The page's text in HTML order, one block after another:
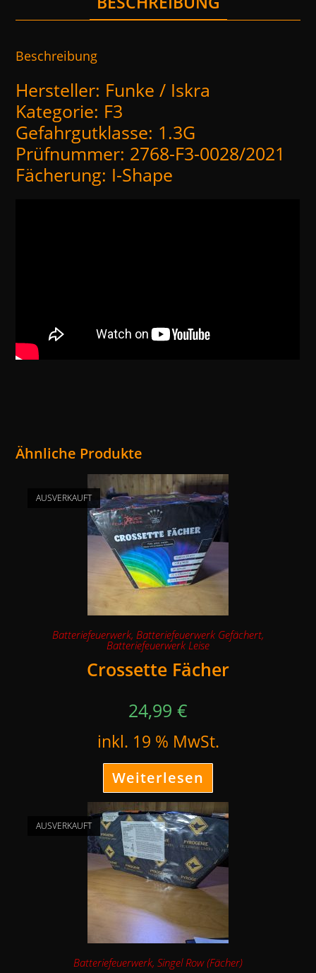
Beschreibung
Hersteller: Funke / Iskra
Kategorie: F3
Gefahrgutklasse: 1.3G
Prüfnummer: 2768-F3-0028/2021
Fächerung: I-Shape
Ähnliche Produkte
AUSVERKAUFT
Batteriefeuerwerk, Batteriefeuerwerk Gefächert,
Batteriefeuerwerk Leise
Crossette Fächer
24,99 €
inkl. 19 % MwSt.
Weiterlesen
AUSVERKAUFT
Batteriefeuerwerk, Singel Row (Fächer)